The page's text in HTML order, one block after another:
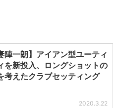
陣一朗】アイアン型ユーティ
を新投入、ロングショットの
考えたクラブセッティング
2020.3.22